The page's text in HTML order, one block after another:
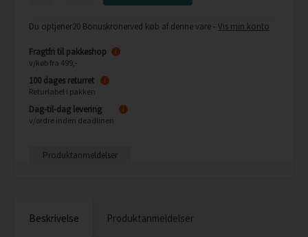
Du optjener20 Bonuskronerved køb af denne vare -Vis min konto
Fragtfri til pakkeshop
v/køb fra 499,-
i
100 dages returret
Returlabel i pakken
i
Dag-til-dag levering
v/ordre inden deadlinen
i
Produktanmeldelser
Beskrivelse Produktanmeldelser